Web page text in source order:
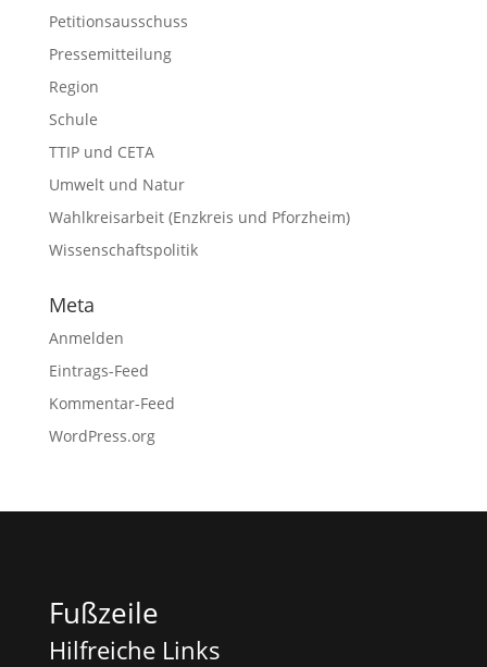
Petitionsausschuss
Pressemitteilung
Region
Schule
TTIP und CETA
Umwelt und Natur
Wahlkreisarbeit (Enzkreis und Pforzheim)
Wissenschaftspolitik
Meta
Anmelden
Eintrags-Feed
Kommentar-Feed
WordPress.org
Fußzeile
Hilfreiche Links